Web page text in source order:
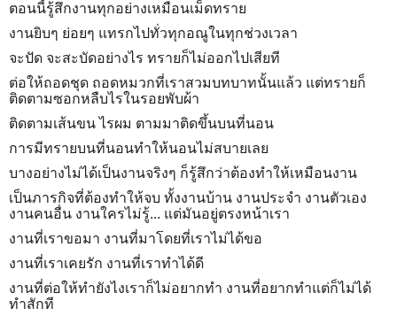
ตอนนี้รู้สึกงานทุกอย่างเหมือนเม็ดทราย
งานยิบๆ ย่อยๆ แทรกไปทั่วทุกอณูในทุกช่วงเวลา
จะปัด จะสะบัดอย่างไร ทรายก็ไม่ออกไปเสียที
ต่อให้ถอดชุด ถอดหมวกที่เราสวมบทบาทนั้นแล้ว แต่ทรายก็
ติดตามซอกหลืบไรในรอยพับผ้า
ติดตามเส้นขน ไรผม ตามมาติดขึ้นบนที่นอน
การมีทรายบนที่นอนทำให้นอนไม่สบายเลย
บางอย่างไม่ได้เป็นงานจริงๆ ก็รู้สึกว่าต้องทำให้เหมือนงาน
เป็นภารกิจที่ต้องทำให้จบ ทั้งงานบ้าน งานประจำ งานตัวเอง
งานคนอื่น งานใครไม่รู้... แต่มันอยู่ตรงหน้าเรา
งานที่เราขอมา งานที่มาโดยที่เราไม่ได้ขอ
งานที่เราเคยรัก งานที่เราทำได้ดี
งานที่ต่อให้ทำยังไงเราก็ไม่อยากทำ งานที่อยากทำแต่ก็ไม่ได้
ทำสักที